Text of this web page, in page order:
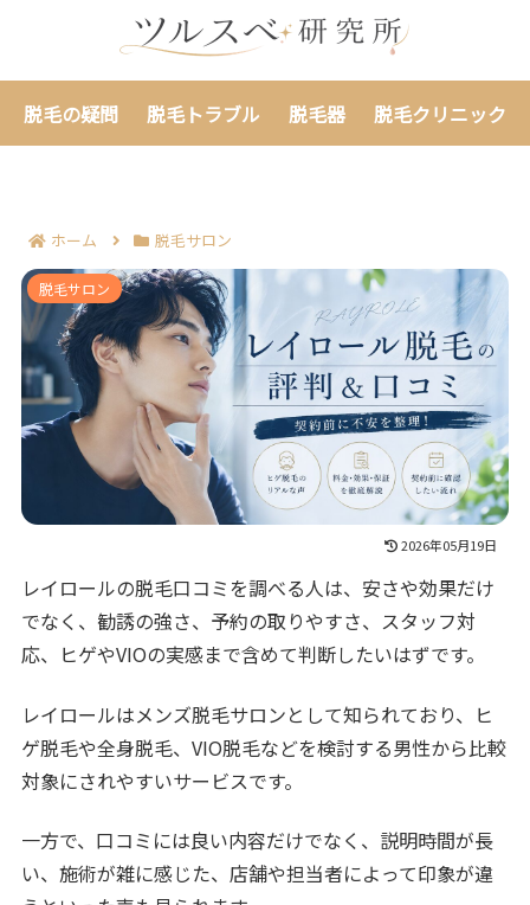
脱毛の疑問 脱毛トラブル 脱毛器 脱毛クリニック
ホーム 脱毛サロン
レイロール脱毛の評判＆口コミ｜料金や効果の不安を
契約前に整理！
脱毛サロン
2026年05月19日
レイロールの脱毛口コミを調べる人は、安さや効果だけ
でなく、勧誘の強さ、予約の取りやすさ、スタッフ対
応、ヒゲやVIOの実感まで含めて判断したいはずです。
レイロールはメンズ脱毛サロンとして知られており、ヒ
ゲ脱毛や全身脱毛、VIO脱毛などを検討する男性から比較
対象にされやすいサービスです。
一方で、口コミには良い内容だけでなく、説明時間が長
い、施術が雑に感じた、店舗や担当者によって印象が違